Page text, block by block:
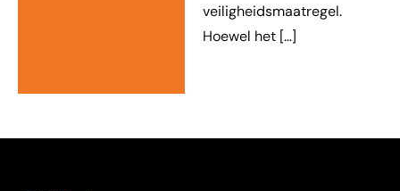
veiligheidsmaatregel.
Hoewel het […]